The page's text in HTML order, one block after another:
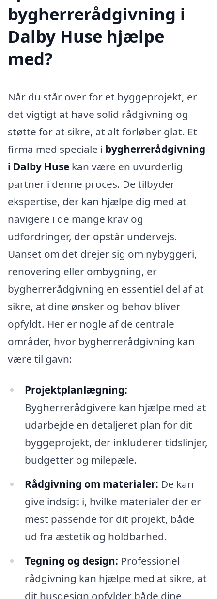
bygherrerådgivning i
Dalby Huse hjælpe
med?
Når du står over for et byggeprojekt, er
det vigtigt at have solid rådgivning og
støtte for at sikre, at alt forløber glat. Et
firma med speciale i bygherrerådgivning
i Dalby Huse kan være en uvurderlig
partner i denne proces. De tilbyder
ekspertise, der kan hjælpe dig med at
navigere i de mange krav og
udfordringer, der opstår undervejs.
Uanset om det drejer sig om nybyggeri,
renovering eller ombygning, er
bygherrerådgivning en essentiel del af at
sikre, at dine ønsker og behov bliver
opfyldt. Her er nogle af de centrale
områder, hvor bygherrerådgivning kan
være til gavn:
Projektplanlægning:
Bygherrerådgivere kan hjælpe med at
udarbejde en detaljeret plan for dit
byggeprojekt, der inkluderer tidslinjer,
budgetter og milepæle.
Rådgivning om materialer: De kan
give indsigt i, hvilke materialer der er
mest passende for dit projekt, både
ud fra æstetik og holdbarhed.
Tegning og design: Professionel
rådgivning kan hjælpe med at sikre, at
dit husdesign opfylder både dine